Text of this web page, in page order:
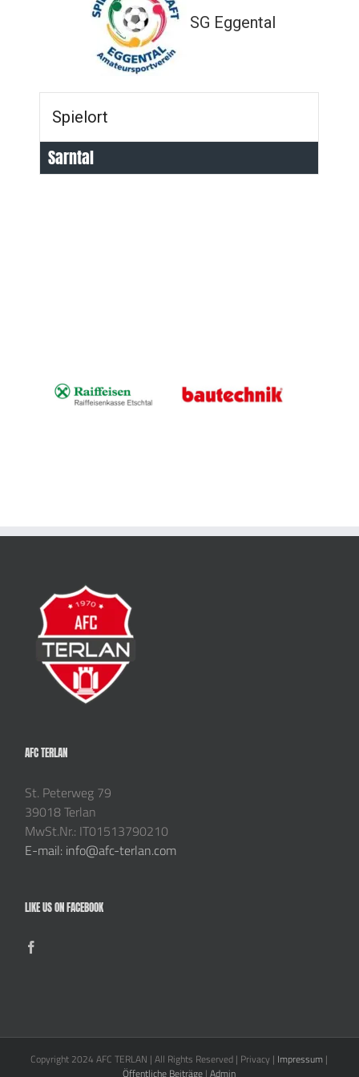
SG Eggental
Spielort
Sarntal
AFC TERLAN
St. Peterweg 79
39018 Terlan
MwSt.Nr.: IT01513790210
E-mail: info@afc-terlan.com
LIKE US ON FACEBOOK
Copyright 2024 AFC TERLAN | All Rights Reserved | Privacy | Impressum |
Öffentliche Beiträge |Admin